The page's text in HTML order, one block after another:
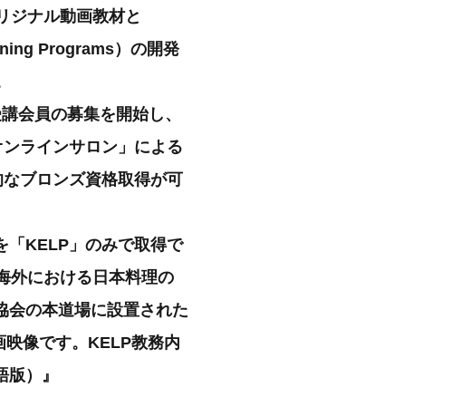
ジナル動画教材と
Programs）の開発
会員の募集を開始し、
ラインサロン」による
ブロンズ資格取得が可
「KELP」のみで取得で
外における日本料理の
会の本道場に設置された
像です。KELP教務内
）』